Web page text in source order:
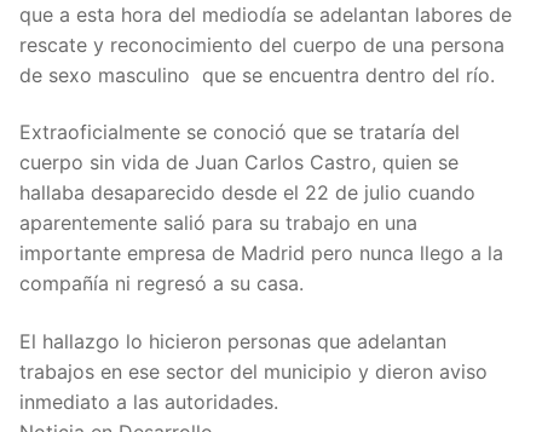
que a esta hora del mediodía se adelantan labores de
rescate y reconocimiento del cuerpo de una persona
de sexo masculino que se encuentra dentro del río.
Extraoficialmente se conoció que se trataría del
cuerpo sin vida de Juan Carlos Castro, quien se
hallaba desaparecido desde el 22 de julio cuando
aparentemente salió para su trabajo en una
importante empresa de Madrid pero nunca llego a la
compañía ni regresó a su casa.
El hallazgo lo hicieron personas que adelantan
trabajos en ese sector del municipio y dieron aviso
inmediato a las autoridades.